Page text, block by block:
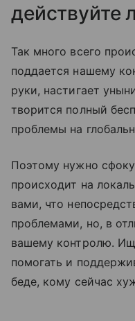
действуйте
Так много всего
поддается нашему
руки, настигает
творится полный
проблемы на
Поэтому нужно
происходит на
вами, что
проблемами, но, в
вашему контролю.
помогать и
беде, кому сейчас